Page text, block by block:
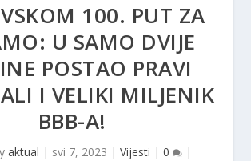
100. PUT ZA
U SAMO DVIJE
POSTAO PRAVI
I VELIKI MILJENIK
BBB-A!
aktual | svi 7, 2023 | Vijesti | 0 |